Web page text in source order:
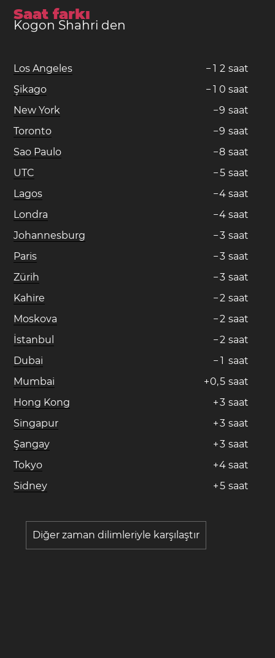
Saat farkı
Kogon Shahri den
Los Angeles − 1 2 saat
Şikago
− 1 0 saat
New York
−9 saat
Toronto
−9 saat
Sao Paulo
−8 saat
UTC
−5 saat
Lagos
−4 saat
Londra
−4 saat
Johannesburg
−3 saat
Paris
−3 saat
Zürih
−3 saat
Kahire
−2 saat
Moskova
−2 saat
İstanbul
−2 saat
Dubai
− 1 saat
Mumbai
+0,5 saat
Hong Kong
+3 saat
Singapur
+3 saat
Şangay
+3 saat
Tokyo
+4 saat
Sidney
+5 saat
Diğer zaman dilimleriyle karşılaştır